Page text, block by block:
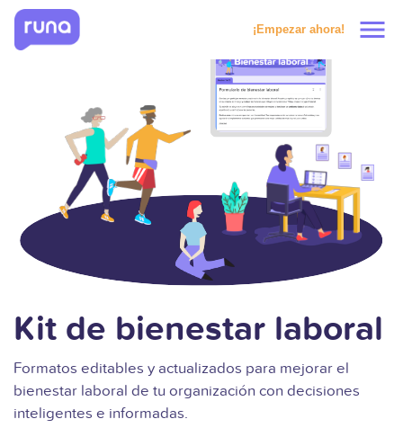
¡Empezar ahora! menu
Soluciones
Clientes
Solicitar prueba
Kit de bienestar laboral
Formatos editables y actualizados para mejorar el
bienestar laboral de tu organización con decisiones
inteligentes e informadas.